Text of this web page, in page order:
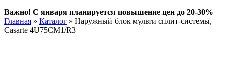
Важно! С января планируется повышение цен до 20-30%
Главная » Каталог » Наружный блок мульти сплит-системы,
Casarte 4U75CM1/R3